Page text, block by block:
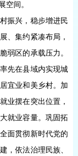
空间。
振兴，稳步增进民
、集约紧凑布局，
弱区的承载压力。
先在县域内实现城
宜业和美乡村。加
业摆在突出位置，
就业容量。巩固拓
面贯彻新时代党的
，依法治理民族、